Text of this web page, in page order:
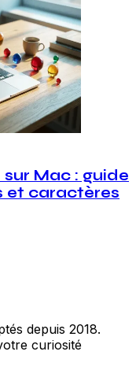
Mac : guide
et caractères
depuis 2018.
curiosité